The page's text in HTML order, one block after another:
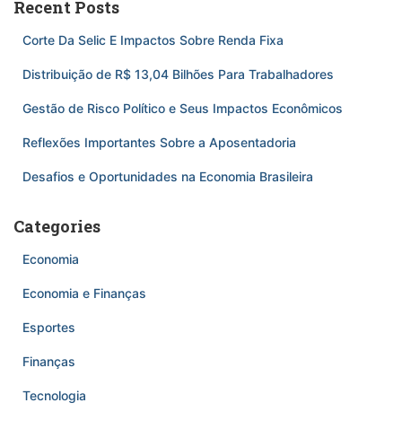
Recent Posts
Corte Da Selic E Impactos Sobre Renda Fixa
Distribuição de R$ 13,04 Bilhões Para Trabalhadores
Gestão de Risco Político e Seus Impactos Econômicos
Reflexões Importantes Sobre a Aposentadoria
Desafios e Oportunidades na Economia Brasileira
Categories
Economia
Economia e Finanças
Esportes
Finanças
Tecnologia